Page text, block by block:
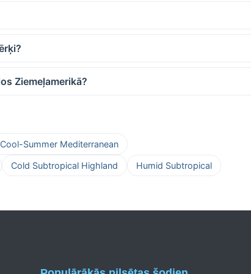
Ziemeļamerikā?
Cool-Summer Mediterranean
Cold Subtropical Highland Humid Subtropical